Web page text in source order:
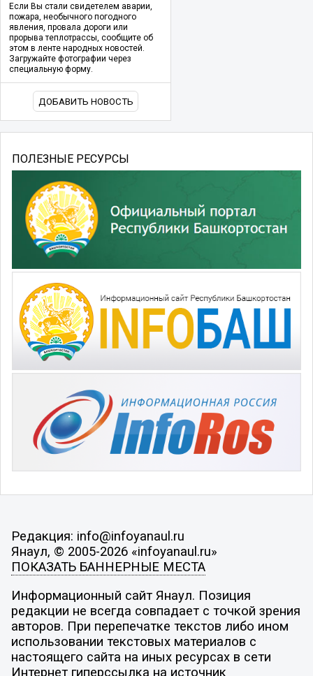
Если Вы стали свидетелем аварии,
пожара, необычного погодного
явления, провала дороги или
прорыва теплотрассы, сообщите об
этом в ленте народных новостей.
Загружайте фотографии через
специальную форму.
ДОБАВИТЬ НОВОСТЬ
ПОЛЕЗНЫЕ РЕСУРСЫ
Редакция: info@infoyanaul.ru
Янаул, © 2005-2026 «infoyanaul.ru»
ПОКАЗАТЬ БАННЕРНЫЕ МЕСТА
Информационный сайт Янаул. Позиция
редакции не всегда совпадает с точкой зрения
авторов. При перепечатке текстов либо ином
использовании текстовых материалов с
настоящего сайта на иных ресурсах в сети
Интернет гиперссылка на источник